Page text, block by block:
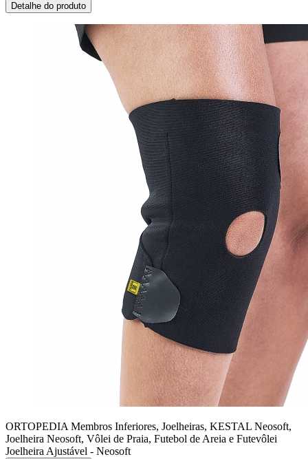
Detalhe do produto
ORTOPEDIA Membros Inferiores, Joelheiras, KESTAL Neosoft,
Joelheira Neosoft, Vôlei de Praia, Futebol de Areia e Futevôlei
Joelheira Ajustável - Neosoft